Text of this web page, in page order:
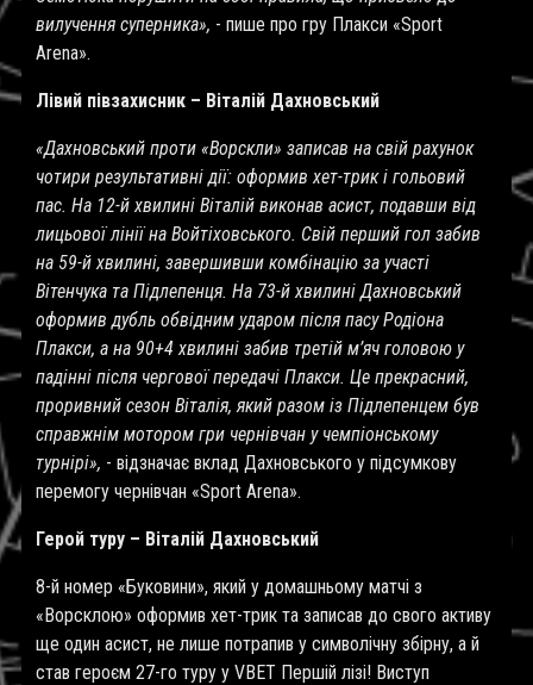
вилучення суперника», - пише про гру Плакси «Sport
Arena».
Лівий півзахисник – Віталій Дахновський
«Дахновський проти «Ворскли» записав на свій рахунок
чотири результативні дії: оформив хет-трик і гольовий
пас. На 12-й хвилині Віталій виконав асист, подавши від
лицьової лінії на Войтіховського. Свій перший гол забив
на 59-й хвилині, завершивши комбінацію за участі
Вітенчука та Підлепенця. На 73-й хвилині Дахновський
оформив дубль обвідним ударом після пасу Родіона
Плакси, а на 90+4 хвилині забив третій м’яч головою у
падінні після чергової передачі Плакси. Це прекрасний,
проривний сезон Віталія, який разом із Підлепенцем був
справжнім мотором гри чернівчан у чемпіонському
турнірі», - відзначає вклад Дахновського у підсумкову
перемогу чернівчан «Sport Arena».
Герой туру – Віталій Дахновський
8-й номер «Буковини», який у домашньому матчі з
«Ворсклою» оформив хет-трик та записав до свого активу
ще один асист, не лише потрапив у символічну збірну, а й
став героєм 27-го туру у VBET Першій лізі! Виступ